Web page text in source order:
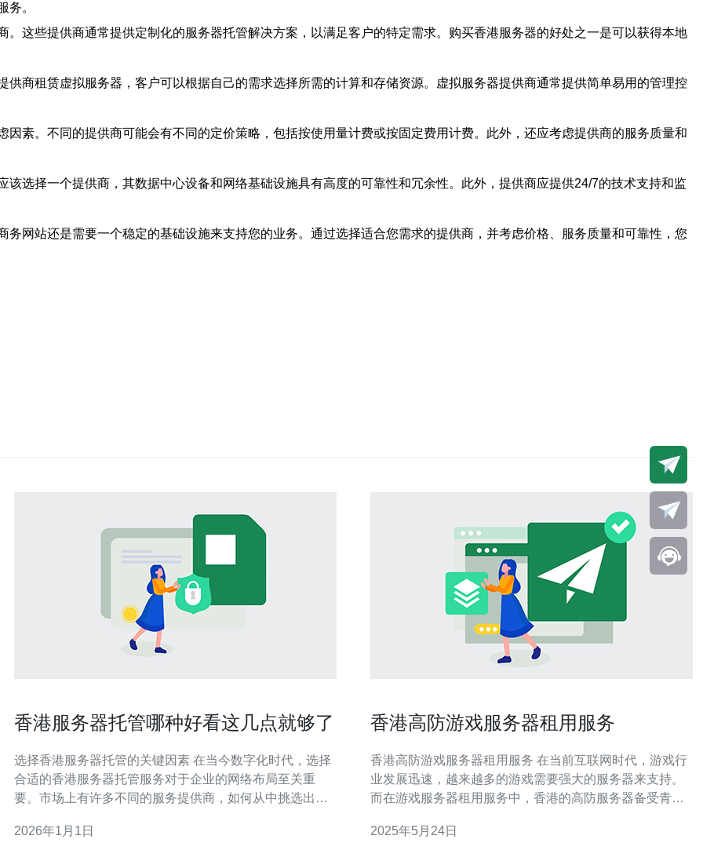
务。
这些提供商通常提供定制化的服务器托管解决方案，以满足客户的特定需求。购买香港服务器的好处之一是可以获得本地
商租赁虚拟服务器，客户可以根据自己的需求选择所需的计算和存储资源。虚拟服务器提供商通常提供简单易用的管理控
素。不同的提供商可能会有不同的定价策略，包括按使用量计费或按固定费用计费。此外，还应考虑提供商的服务质量和
选择一个提供商，其数据中心设备和网络基础设施具有高度的可靠性和冗余性。此外，提供商应提供24/7的技术支持和监
网站还是需要一个稳定的基础设施来支持您的业务。通过选择适合您需求的提供商，并考虑价格、服务质量和可靠性，您
香港服务器托管哪种好看这几点就够了
选择香港服务器托管的关键因素 在当今数字化时代，选择
合适的香港服务器托管服务对于企业的网络布局至关重
要。市场上有许多不同的服务提供商，如何从中挑选出最
2026年1月1日
香港高防游戏服务器租用服务
香港高防游戏服务器租用服务 在当前互联网时代，游戏行
业发展迅速，越来越多的游戏需要强大的服务器来支持。
而在游戏服务器租用服务中，香港的高防服务器备受青
施完善，速度快、稳定性高，是许多游戏开发商和玩家的
2025年5月24日